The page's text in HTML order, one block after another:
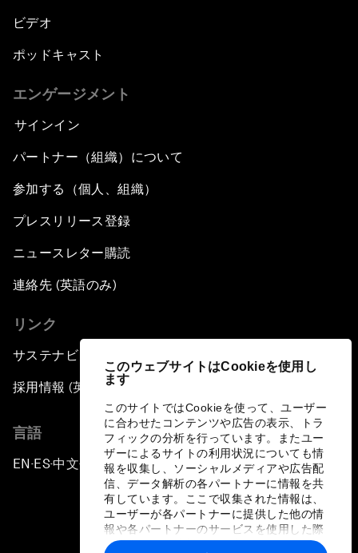
このウェブサイトはCookieを使用し
ます
このサイトではCookieを使って、ユーザー
に合わせたコンテンツや広告の表示、トラ
フィックの分析を行っています。またユー
ザーによるサイトの利用状況についても情
報を収集し、ソーシャルメディアや広告配
信、データ解析の各パートナーに情報を共
有しています。ここで収集された情報は、
ユーザーが各パートナーに提供した他の情
報や各パートナーのサービスを使用した際
に収集された情報と組み合わされ、各パー
ビデオ
ポッドキャスト
エンゲージメント
サインイン
パートナー（組織）について
参加する（個人、組織）
プレスリリース登録
ニュースレター購読
連絡先 (英語のみ)
リンク
サステナビリティへの取り組み
採用情報 (英語のみ)
言語
EN ▪ ES▪中文▪ 日本語